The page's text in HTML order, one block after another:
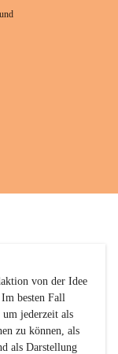
Telefonisch erreichen Sie uns: Mo - Do von 07:30 -12:00 und
von der Idee
Im besten Fall
jederzeit als
zu können, als
als Darstellung